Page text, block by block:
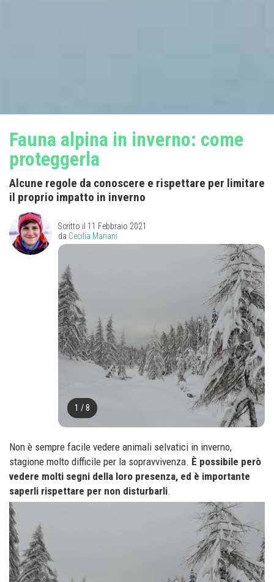
Fauna alpina in inverno: come
proteggerla
Alcune regole da conoscere e rispettare per limitare
il proprio impatto in inverno
Scritto il 11 Febbraio 2021
da Cecilia Mariani
1 /8
Non è sempre facile vedere animali selvatici in inverno,
stagione molto difficile per la sopravvivenza. È possibile però
vedere molti segni della loro presenza, ed è importante
saperli rispettare per non disturbarli.